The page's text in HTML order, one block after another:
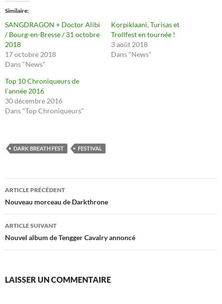
Similaire
SANGDRAGON + Doctor Alibi
/ Bourg-en-Bresse / 31 octobre
2018
17 octobre 2018
Dans "News"
Korpiklaani, Turisas et
Trollfest en tournée !
3 août 2018
Dans "News"
Top 10 Chroniqueurs de
l’année 2016
30 décembre 2016
Dans "Top Chroniqueurs"
DARK BREATH FEST FESTIVAL
Navigation
des
articles
ARTICLE PRÉCÉDENT
Nouveau morceau de Darkthrone
ARTICLE SUIVANT
Nouvel album de Tengger Cavalry annoncé
LAISSER UN COMMENTAIRE